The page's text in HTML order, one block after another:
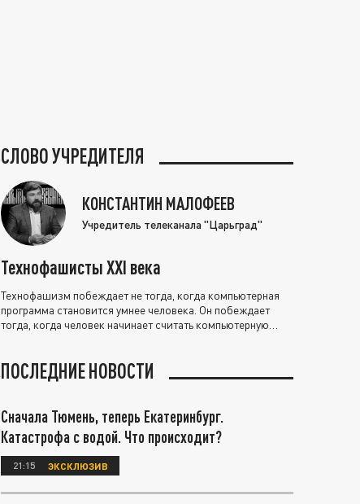
СЛОВО УЧРЕДИТЕЛЯ
КОНСТАНТИН МАЛОФЕЕВ
Учредитель телеканала "Царьград"
Технофашисты XXI века
Технофашизм побеждает не тогда, когда компьютерная
программа становится умнее человека. Он побеждает
тогда, когда человек начинает считать компьютерную
ПОСЛЕДНИЕ НОВОСТИ
Сначала Тюмень, теперь Екатеринбург.
Катастрофа с водой. Что происходит?
21:15 ЭКСКЛЮЗИВ